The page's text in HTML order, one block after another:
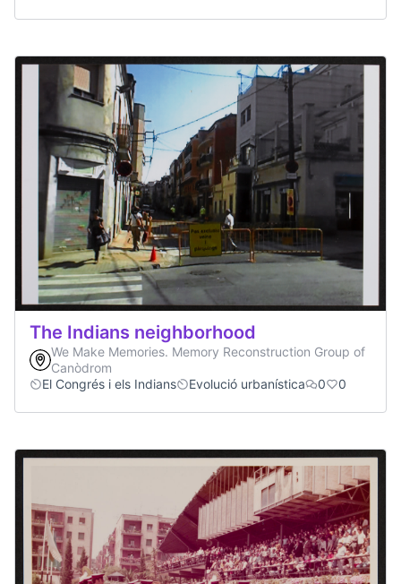
The Indians neighborhood
We Make Memories. Memory Reconstruction Group of
Canòdrom
El Congrés i els Indians
Evolució urbanística 0 0